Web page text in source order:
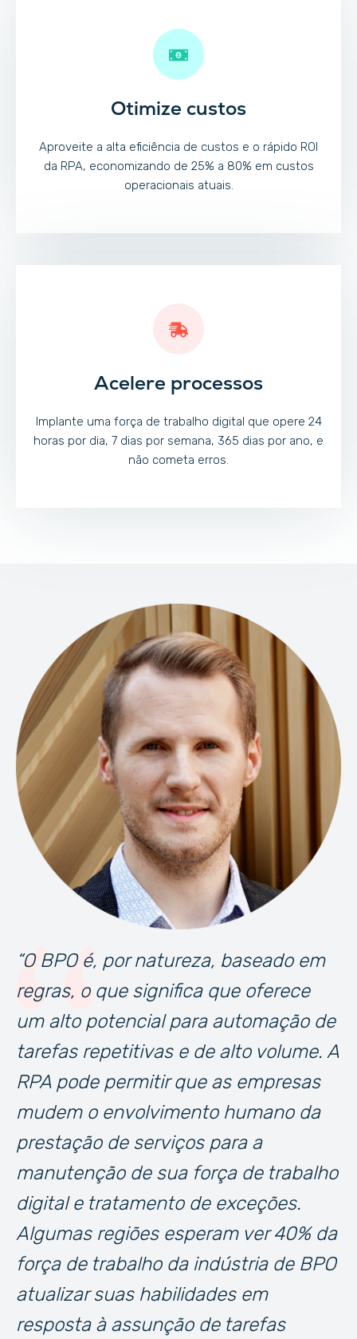
Otimize custos
Aproveite a alta eficiência de custos e o rápido ROI
da RPA, economizando de 25% a 80% em custos
operacionais atuais.
Acelere processos
Implante uma força de trabalho digital que opere 24
horas por dia, 7 dias por semana, 365 dias por ano, e
não cometa erros.
“O BPO é, por natureza, baseado em
regras, o que significa que oferece
um alto potencial para automação de
tarefas repetitivas e de alto volume. A
RPA pode permitir que as empresas
mudem o envolvimento humano da
prestação de serviços para a
manutenção de sua força de trabalho
digital e tratamento de exceções.
Algumas regiões esperam ver 40% da
força de trabalho da indústria de BPO
atualizar suas habilidades em
resposta à assunção de tarefas